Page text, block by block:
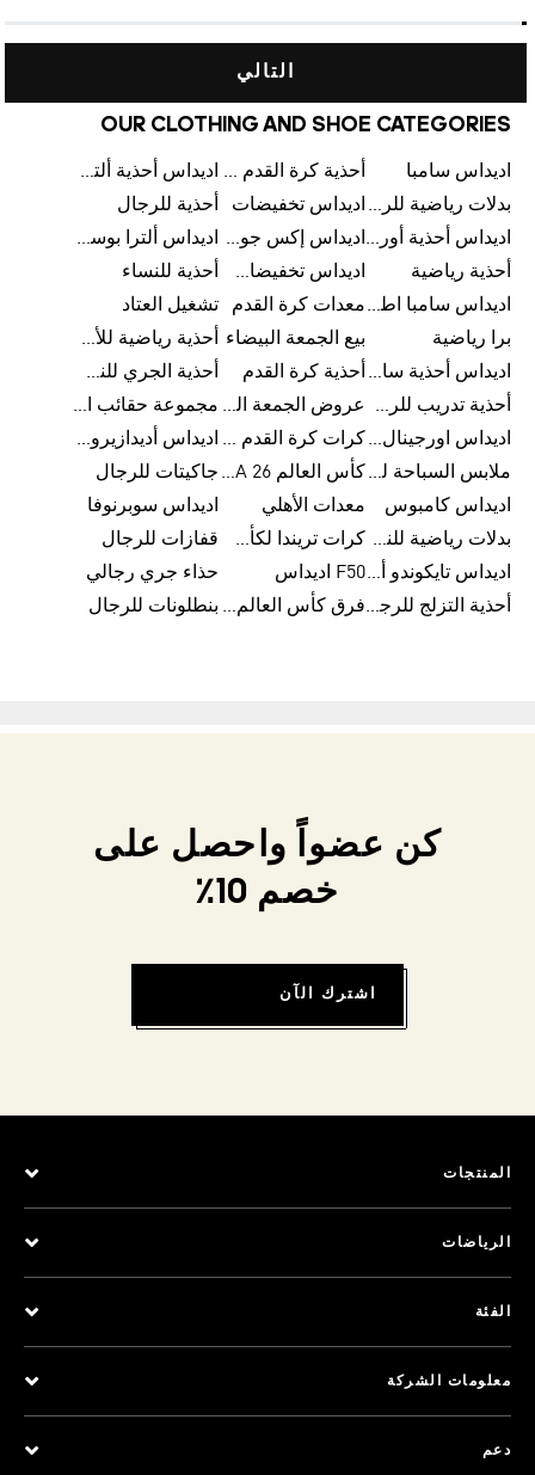
التالي
OUR CLOTHING AND SHOE CATEGORIES
اديداس سامبا أحذية كرة القدم للرجال
اديداس أحذية ألترا بوست للرجال
بدلات رياضية للرجال اديداس تخفيضات
أحذية للرجال
اديداس أحذية أورجينالز
اديداس إكس جود بيلينغهام
اديداس ألترا بوست
أحذية رياضية
اديداس تخفيضات للأطفال
أحذية للنساء
اديداس سامبا اطفالمعدات كرة القدم
تشغيل العتاد
برا رياضية
بيع الجمعة البيضاء
أحذية رياضية للأطفال
اديداس أحذية سامبا للنساء أحذية كرة القدم
أحذية الجري للنساء
أحذية تدريب للرجال
عروض الجمعة البيضاء للرجال
مجموعة حقائب الظهر
اديداس اورجينال ملابس
كرات كرة القدم للرجال
اديداس أديدازيرو معدات الجري
ملابس السباحة للرجال
كأس العالم FIFA 26™ جاكيتات للرجال
اديداس كامبوس
معدات الأهلي
اديداس سوبرنوفا
بدلات رياضية للنساء
كرات تريندا لكأس العالم FIFA 26™
قفازات للرجال
اديداس تايكوندو أورجنالزF50 اديداس
حذاء جري رجالي
أحذية التزلج للرجال
فرق كأس العالم FIFA 26™ بنطلونات للرجال
كن عضواً واحصل على
خصم 10٪
اشترك الآن
المنتجات
الرياضات
الفئة
معلومات الشركة
دعم